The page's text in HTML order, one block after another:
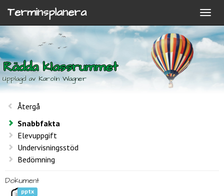
Terminsplanera
Rädda klassrummet
Upplagd av Karolin Wagner
Återgå
Snabbfakta
Elevuppgift
Undervisningsstöd
Bedömning
Dokument
pptx